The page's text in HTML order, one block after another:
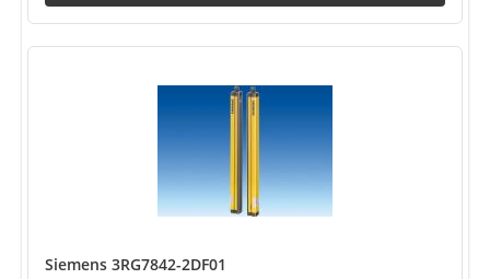
Siemens 3RG7842-2DF01